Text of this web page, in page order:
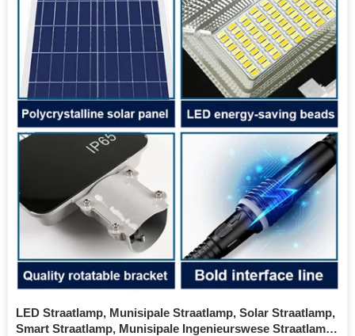
LED Straatlamp, Munisipale Straatlamp, Solar Straatlamp,
Smart Straatlamp, Munisipale Ingenieurswese Straatlamp,